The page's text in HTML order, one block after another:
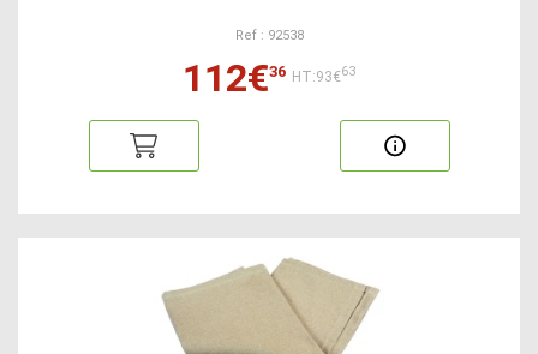
Ref : 92538
112€36 HT:93€63